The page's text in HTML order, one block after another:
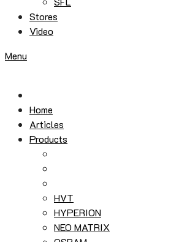
Stores
Video
Menu
Home
Articles
Products
HVT
HYPERION
NEO MATRIX